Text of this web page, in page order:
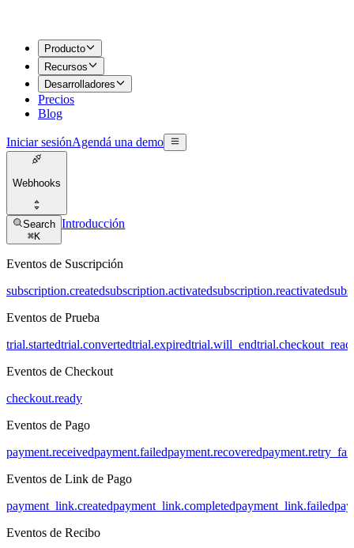
Producto
Recursos
Desarrolladores
Precios
Blog
Iniciar sesiónAgendá una demo
Webhooks
Search
⌘K
Introducción
Eventos de Suscripción
subscription.createdsubscription.activatedsubscription.reactivated
Eventos de Prueba
trial.startedtrial.convertedtrial.expiredtrial.will_end
Eventos de Checkout
checkout.ready
Eventos de Pago
payment.receivedpayment.failedpayment.recovered
Eventos de Link de Pago
payment_link.createdpayment_link.completedpayment_link.failed
Eventos de Recibo